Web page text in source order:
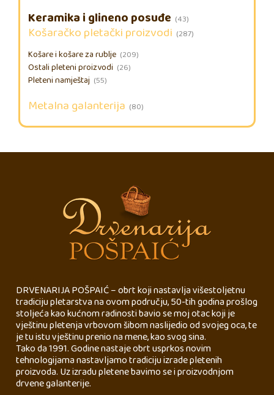
Keramika i glineno posuđe (43)
Košaračko pletački proizvodi (287)
Košare i košare za rublje (209)
Ostali pleteni proizvodi (26)
Pleteni namještaj (55)
Metalna galanterija (80)
DRVENARIJA POŠPAIĆ – obrt koji nastavlja višestoljetnu
tradiciju pletarstva na ovom području, 50-tih godina prošlog
stoljeća kao kućnom radinosti bavio se moj otac koji je
vještinu pletenja vrbovom šibom naslijedio od svojeg oca, te
je tu istu vještinu prenio na mene, kao svog sina.
Tako da 1991. Godine nastaje obrt usprkos novim
tehnologijama nastavljamo tradiciju izrade pletenih
proizvoda. Uz izradu pletene bavimo se i proizvodnjom
drvene galanterije.